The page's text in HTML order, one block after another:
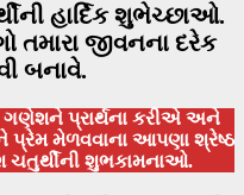
હાર્દિક શુભેચ્છાઓ.
તમારા જીવનના દરેક
બનાવે.
પ્રાર્થના કરીએ અને
પ્રેમ મેળવવાના આપણા શ્રેષ્ઠ
ચતુર્થીની શુભકામનાઓ.